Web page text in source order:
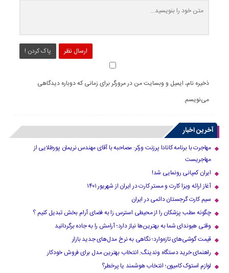
ارسال نظر پاک کردن !
ذخیره نام، ایمیل و وبسایت من در مرورگر برای زمانی که دوباره دیدگاهی
می‌نویسم.
آخرین اخبار
مهاجرت با برنامه کانادا پرزنت ورکر: مصاحبه با آقای مهندس نریمان پورطلایی از
مهاجریست
ایران کمپانی رونمایی شد!
آغاز ارائه ویزا کارت و مستر کارت در ایران از شهریور ۱۴۰۱
سیم کارت گرجستان دائمی در ایران
چگونه مطب پزشکان را از محیطی استرس زا به فضای آرام بخش تبدیل کنیم ؟
وقتی هیوندای شما به بهترین‌ها نیاز دارد؛ آرامش را به جاده برگردانید
قیمت گوشی‌های تازه‌وارد؛ نگاهی به نرخ مدل‌های جدید بازار
راهنمای خرید دستگاه وندینگ: انتخاب بهترین مدل برای فروش خودکار
لوازم استوک کامیون؛ انتخاب هوشمند یا پرخطر؟